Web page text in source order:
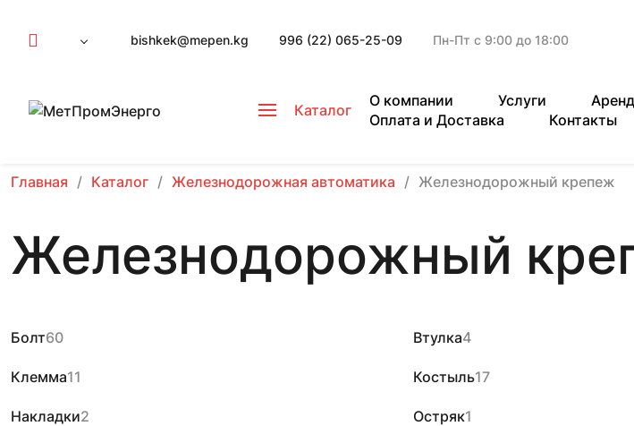
bishkek@mepen.kg 996 (22) 065-25-09 Пн-Пт с 9:00 до 18:00
Каталог
О компании Услуги
Оплата и Доставка
Контакты
Главная Каталог Железнодорожная автоматика Железнодорожный крепеж
Железнодорожный
Болт60 Втулка4
Клемма11 Костыль17
Накладки2 Остряк1